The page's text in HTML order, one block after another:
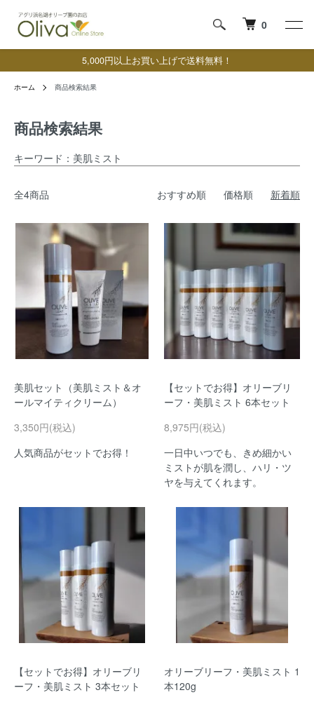
0
5,000円以上お買い上げで送料無料！
ホーム 商品検索結果
商品検索結果
キーワード：美肌ミスト
全4商品 おすすめ順 価格順 新着順
美肌セット（美肌ミスト＆オ
ールマイティクリーム）
3,350円(税込)
人気商品がセットでお得！
【セットでお得】オリーブリ
ーフ・美肌ミスト 6本セット
8,975円(税込)
一日中いつでも、きめ細かい
ミストが肌を潤し、ハリ・ツ
ヤを与えてくれます。
【セットでお得】オリーブリ
ーフ・美肌ミスト 3本セット
オリーブリーフ・美肌ミスト 1
本120g